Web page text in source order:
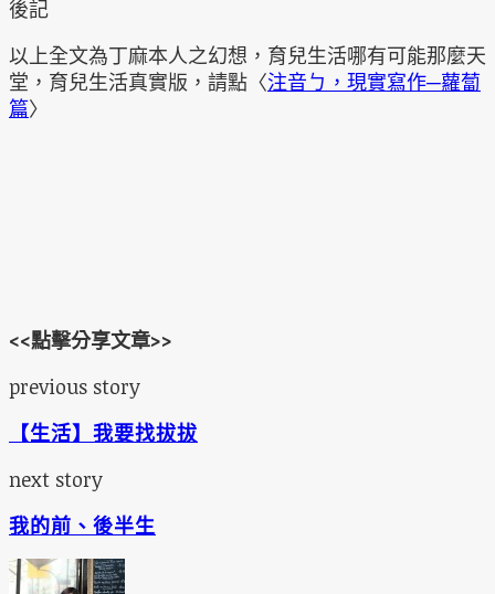
後記
以上全文為丁麻本人之幻想，育兒生活哪有可能那麼天
堂，育兒生活真實版，請點〈注音ㄅ，現實寫作─蘿蔔
篇〉
<<點擊分享文章>>
previous story
【生活】我要找拔拔
next story
我的前、後半生